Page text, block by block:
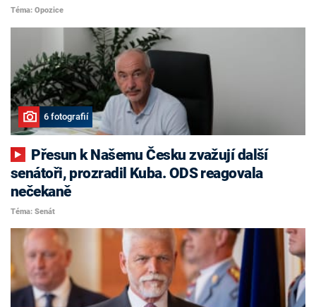
Téma: Opozice
6 fotografií
senátoři, prozradil Kuba. ODS reagovala
nečekaně
Téma: Senát